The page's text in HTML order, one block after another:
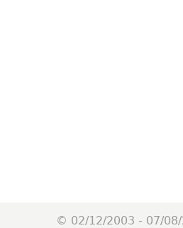
© 02/12/2003 - 07/